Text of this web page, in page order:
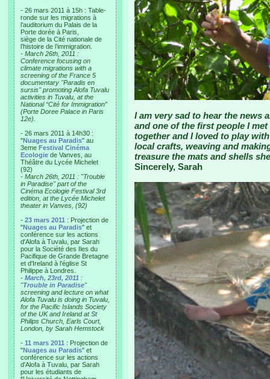
- 26 mars 2011 à 15h : Table-
ronde sur les migrations à
l’auditorium du Palais de la
Porte dorée à Paris,
siège de la Cité nationale de
l’histoire de l’immigration.
- March 26th, 2011 :
Conference focusing on
climate migrations with a
screening of the France 5
documentary "Paradis en
sursis" promoting Alofa Tuvalu
activities in Tuvalu, at the
National “Cité for Immigration”
(Porte Doree Palace in Paris
12e).
- 26 mars 2011 à 14h30 :
"Nuages au Paradis" au
3eme Festival Cinéma
Ecologie de Vanves, au
Théâtre du Lycée Michelet
(92)
- March 26th, 2011 : "Trouble
in Paradise" part of the
Cinéma Ecologie Festival 3rd
edition, at the Lycée Michelet
theater in Vanves, (92)
- 23 mars 2011 : Projection de
"Nuages au Paradis" et
conférence sur les actions
d'Alofa à Tuvalu, par Sarah
pour la Société des Iles du
Pacifique de Grande Bretagne
et d'Ireland à l'église St
Philippe à Londres.
- March, 23rd, 2011 :
"Trouble in Paradise"
screening and lecture on what
Alofa Tuvalu is doing in Tuvalu,
for the Pacific Islands Society
of the UK and Ireland at St
Philips Church, Earls Court,
London, by Sarah Hemstock
- 11 mars 2011 : Projection de
"Nuages au Paradis" et
conférence sur les actions
d'Alofa à Tuvalu, par Sarah
pour les étudiants de
I am very sad to hear the news
and one of the first people I
together and I loved to play
local crafts, weaving and
treasure the mats and shells
Sincerely, Sarah